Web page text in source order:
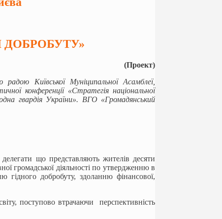
ДОБРОБУТУ»
(Проект)
Київської Муніципальної Асамблеї,
конференції «Стратегія національної
гвардія України». ВГО «Громадянський
що представляють жителів десяти
громадської діяльності по утвердженню в
гідного добробуту, здоланню фінансової,
поступово втрачаючи перспективність